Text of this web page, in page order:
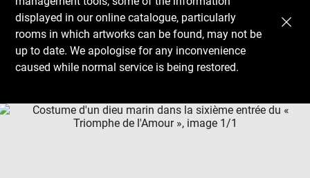
displayed in our online catalogue, particularly
rooms in which artworks can be found, may not be
up to date. We apologise for any inconvenience
caused while normal service is being restored.
Download
Next
Previous